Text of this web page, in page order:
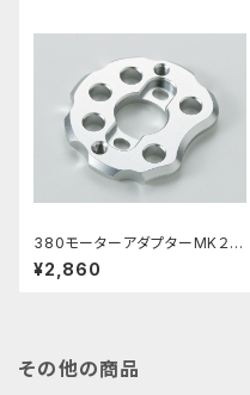
380モーターアダプターMK２
PBRW−022 グラスホッパー
ワイルドワン マイティーフロッ
¥2,860
その他の商品